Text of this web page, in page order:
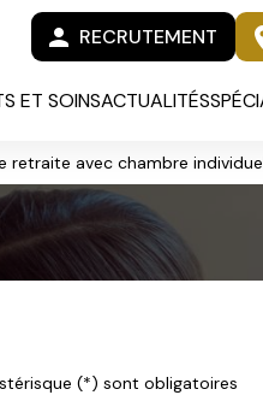
person RECRUTEMENT
ET SOINSACTUALITÉS
retraite avec chambre
(*) sont obligatoires